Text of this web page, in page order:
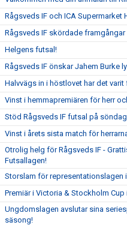
Rågsveds IF och ICA Supermarket
Rågsveds IF skördade framgångar
Helgens futsal!
Rågsveds IF önskar Jahem Burke
Halvvägs in i höstlovet har det
Vinst i hemmapremiären för herr
Stöd Rågsveds IF futsal på
Vinst i årets sista match för
Otrolig helg för Rågsveds IF -
Futsallagen!
Storslam för representationslagen
Premiär i Victoria & Stockholm Cup
Ungdomslagen avslutar sina
säsong!